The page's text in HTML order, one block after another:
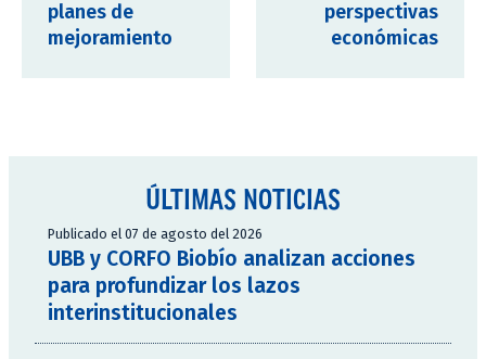
planes de
mejoramiento
perspectivas
económicas
ÚLTIMAS NOTICIAS
Publicado el 07 de agosto del 2026
UBB y CORFO Biobío analizan acciones
para profundizar los lazos
interinstitucionales